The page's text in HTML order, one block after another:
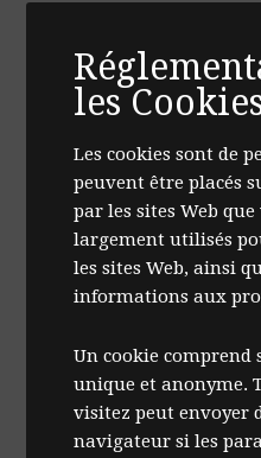
les
Les cookies sont de
peuvent être placés
par les sites Web
largement utilisés
les sites Web, ainsi
informations aux
Un cookie
unique et anonyme.
visitez peut envoyer
navigateur si les